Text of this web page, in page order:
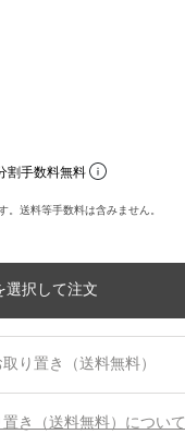
割手数料無料
送料等手数料は含みません。
選択して注文
り置き（送料無料）
き（送料無料）について